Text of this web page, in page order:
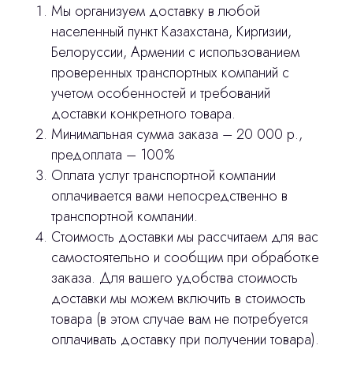
Мы организуем доставку в любой
населенный пункт Казахстана, Киргизии,
Белоруссии, Армении с использованием
проверенных транспортных компаний с
учетом особенностей и требований
доставки конкретного товара.
Минимальная сумма заказа – 20 000 р.,
предоплата – 100%
Оплата услуг транспортной компании
оплачивается вами непосредственно в
транспортной компании.
Стоимость доставки мы рассчитаем для вас
самостоятельно и сообщим при обработке
заказа. Для вашего удобства стоимость
доставки мы можем включить в стоимость
товара (в этом случае вам не потребуется
оплачивать доставку при получении товара).
Отправить вопрос
Нажимая на кнопку «Отправить вопрос»
вы соглашаетесь с политикой
конфиденциальности
сделано
3D печать
Лицензирование
Изготовление хирургических шаблонов
Политика конфиденциальности
stasicus